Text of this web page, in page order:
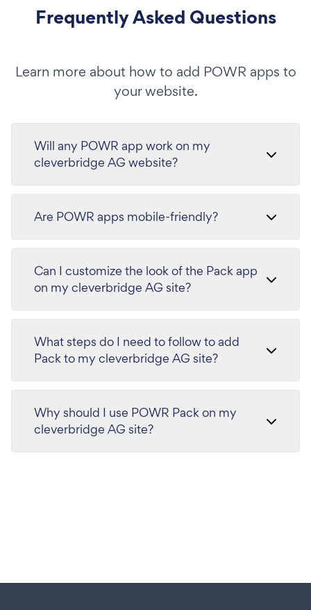
Frequently Asked Questions
Learn more about how to add POWR apps to
your website.
Will any POWR app work on my
cleverbridge AG website?
Are POWR apps mobile-friendly?
Can I customize the look of the Pack app
on my cleverbridge AG site?
What steps do I need to follow to add
Pack to my cleverbridge AG site?
Why should I use POWR Pack on my
cleverbridge AG site?